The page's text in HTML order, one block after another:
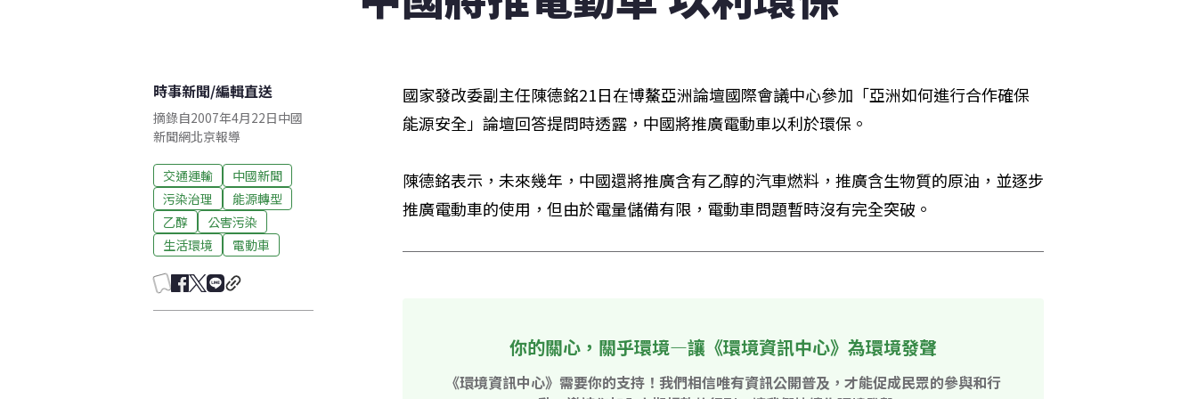
時事新聞/編輯直送
摘錄自2007年4月22日中國
新聞網北京報導
交通運輸
中國新聞
污染治理
能源轉型
乙醇
公害污染
生活環境
電動車
國家發改委副主任陳德銘21日在博鰲亞洲論壇國際會議中心參加「亞洲如何進行合作確保
能源安全」論壇回答提問時透露，中國將推廣電動車以利於環保。
陳德銘表示，未來幾年，中國還將推廣含有乙醇的汽車燃料，推廣含生物質的原油，並逐步
推廣電動車的使用，但由於電量儲備有限，電動車問題暫時沒有完全突破。
你的關心，關乎環境—讓《環境資訊中心》為環境發聲
《環境資訊中心》需要你的支持！我們相信唯有資訊公開普及，才能促成民眾的參與和行